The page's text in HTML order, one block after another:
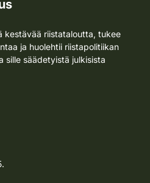
kestävää riistataloutta, tukee
ja huolehtii riistapolitiikan
sille säädetyistä julkisista